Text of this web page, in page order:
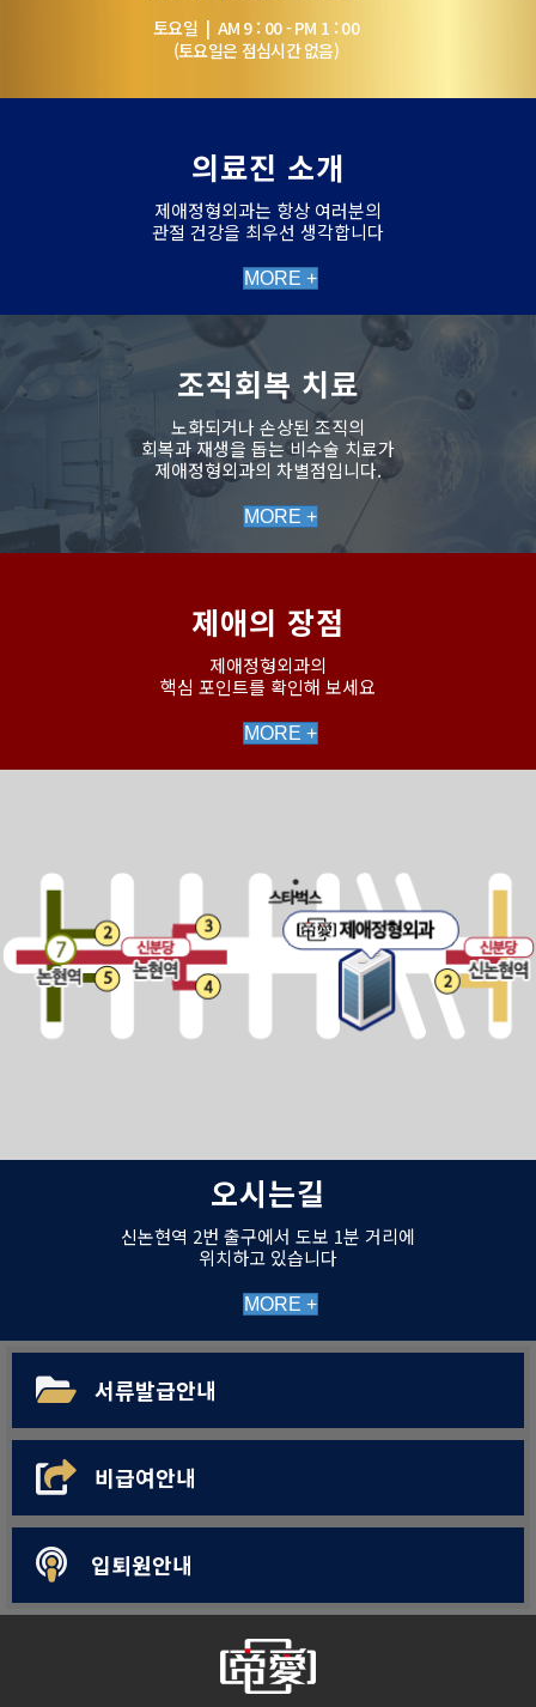
토요일 | AM 9 : 00 - PM 1 : 00
(토요일은 점심시간 없음)
의료진 소개
제애정형외과는 항상 여러분의
관절 건강을 최우선 생각합니다
MORE +
조직회복 치료
노화되거나 손상된 조직의
회복과 재생을 돕는 비수술 치료가
제애정형외과의 차별점입니다.
MORE +
제애의 장점
제애정형외과의
핵심 포인트를 확인해 보세요
MORE +
오시는길
신논현역 2번 출구에서 도보 1분 거리에
위치하고 있습니다
MORE +
서류발급안내
비급여안내
입퇴원안내